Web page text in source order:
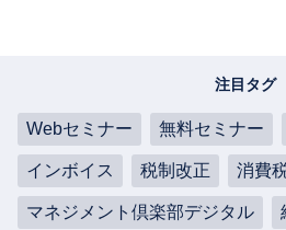
注目タグ
Webセミナー 無料セミナー
インボイス 税制改正 消費
マネジメント倶楽部デジタル